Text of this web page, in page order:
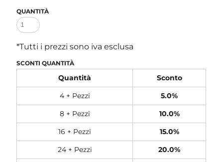
QUANTITÀ
*Tutti i prezzi sono iva esclusa
SCONTI QUANTITÀ
Quantità
Sconto
4 + Pezzi
5.0%
8 + Pezzi
10.0%
16 + Pezzi
15.0%
24 + Pezzi
20.0%